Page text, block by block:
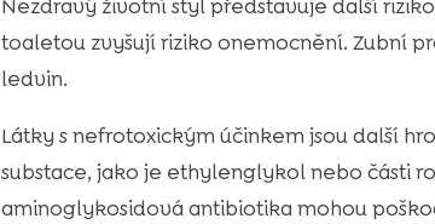
Nezdravý životní styl představuje další
toaletou zvyšují riziko onemocnění. Zubní
ledvin.
Látky s nefrotoxickým účinkem jsou další
substace, jako je ethylenglykol nebo části
aminoglykosidová antibiotika mohou